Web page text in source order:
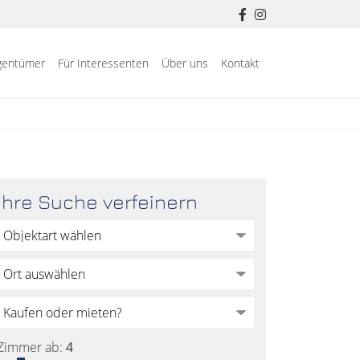
Für Interessenten Über uns Kontakt
Suche verfeinern
ab: 4